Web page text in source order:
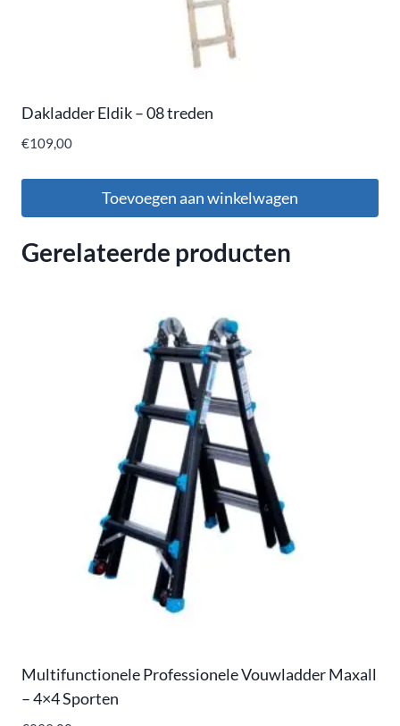
Dakladder Eldik – 08 treden
€109,00
Toevoegen aan winkelwagen
Gerelateerde producten
Multifunctionele Professionele Vouwladder Maxall
– 4×4 Sporten